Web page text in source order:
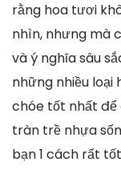
rằng hoa tươi
nhìn, nhưng mà
và ý nghĩa sâu
những nhiều
chóe tốt nhất để
tràn trề nhựa
bạn 1 cách rất